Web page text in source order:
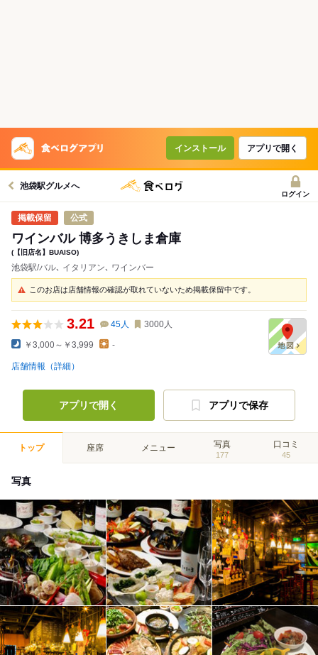
インストール アプリで開く
池袋駅グルメへ
ログイン
公式
ワインバル 博多うきしま倉庫
(【旧店名】BUAISO)
池袋駅/バル､ イタリアン､ ワインバー
このお店は店舗情報の確認が取れていないため掲載保留中です。
3.21 45人 3000人
￥3,000～￥3,999 -
店舗情報（詳細）
アプリで開く アプリで保存
トップ 座席 メニュー 写真
177
口コミ
45
写真